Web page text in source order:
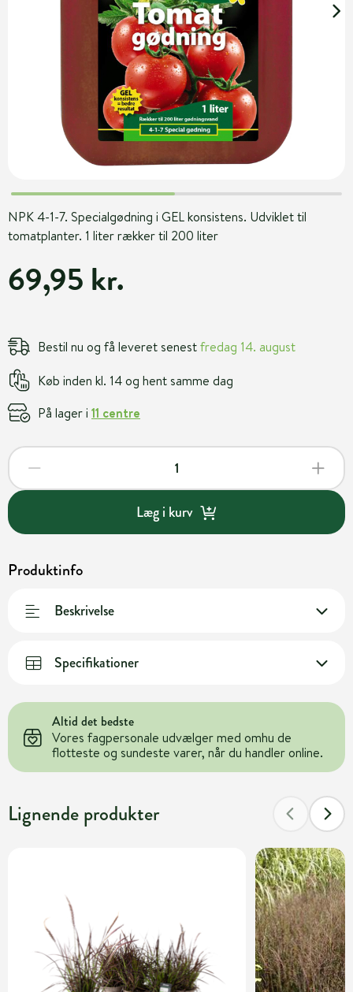
NPK 4-1-7. Specialgødning i GEL konsistens. Udviklet til
tomatplanter. 1 liter rækker til 200 liter
69,95 kr.
Bestil nu og få leveret senestfredag 14. august
Køb inden kl. 14 og hent samme dag
På lager i 11 centre
Læg i kurv
Produktinfo
Beskrivelse
Specifikationer
Altid det bedste
Vores fagpersonale udvælger med omhu de
flotteste og sundeste varer, når du handler online.
Lignende produkter